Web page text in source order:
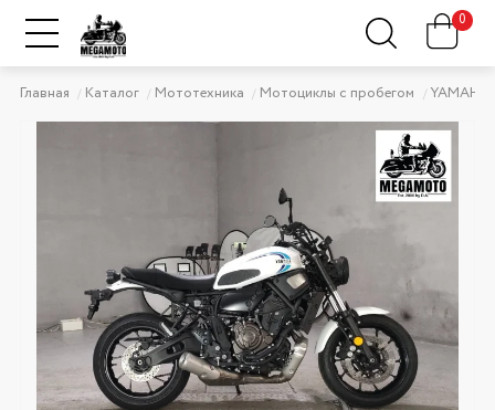
0
Главная Каталог Мототехника Мотоциклы с пробегом YAMAHA